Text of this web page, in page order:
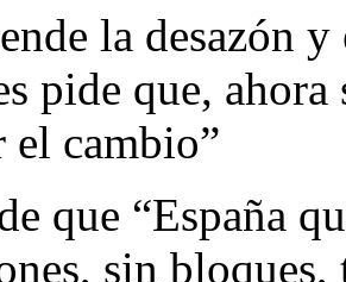
la desazón y
pide que,
cambio”
que “España
sin